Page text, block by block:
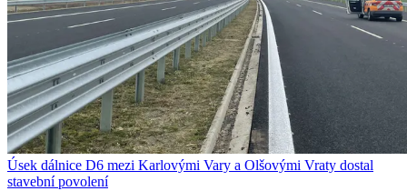
Úsek dálnice D6 mezi Karlovými Vary a Olšovými Vraty dostal
stavební povolení